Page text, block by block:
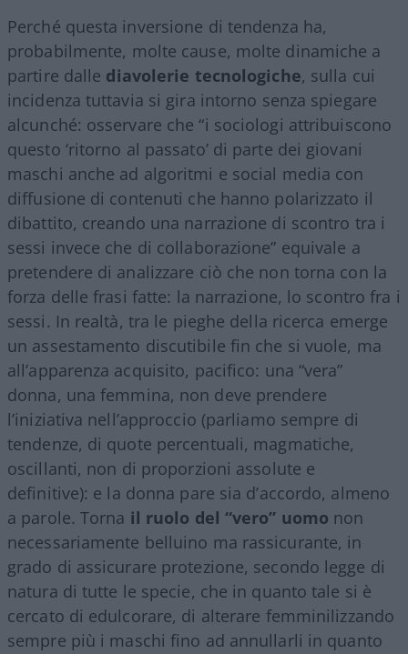
Perché questa inversione di tendenza ha,
probabilmente, molte cause, molte dinamiche a
partire dalle diavolerie tecnologiche, sulla cui
incidenza tuttavia si gira intorno senza spiegare
alcunché: osservare che “i sociologi attribuiscono
questo ‘ritorno al passato’ di parte dei giovani
maschi anche ad algoritmi e social media con
diffusione di contenuti che hanno polarizzato il
dibattito, creando una narrazione di scontro tra i
sessi invece che di collaborazione” equivale a
pretendere di analizzare ciò che non torna con la
forza delle frasi fatte: la narrazione, lo scontro fra i
sessi. In realtà, tra le pieghe della ricerca emerge
un assestamento discutibile fin che si vuole, ma
all’apparenza acquisito, pacifico: una “vera”
donna, una femmina, non deve prendere
l’iniziativa nell’approccio (parliamo sempre di
tendenze, di quote percentuali, magmatiche,
oscillanti, non di proporzioni assolute e
definitive): e la donna pare sia d’accordo, almeno
a parole. Torna il ruolo del “vero” uomo non
necessariamente belluino ma rassicurante, in
grado di assicurare protezione, secondo legge di
natura di tutte le specie, che in quanto tale si è
cercato di edulcorare, di alterare femminilizzando
sempre più i maschi fino ad annullarli in quanto